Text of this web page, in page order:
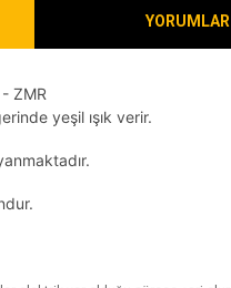
YORUMLAR
ZMR
yeşil ışık verir.